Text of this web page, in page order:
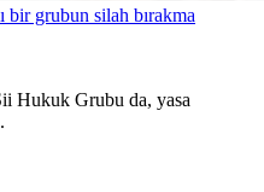
bir grubun silah bırakma
Hukuk Grubu da, yasa